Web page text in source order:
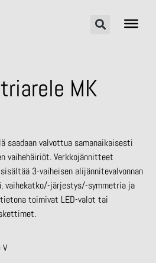
MK
saadaan valvottua samanaikaisesti
vaihehäiriöt. Verkkojännitteet
3-vaiheisen alijännitevalvonnan
vaihekatko/-järjestys/-symmetria ja
toimivat LED-valot tai